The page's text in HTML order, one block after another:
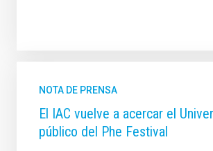
NOTA DE PRENSA
El IAC vuelve a acercar el
público del Phe Festival